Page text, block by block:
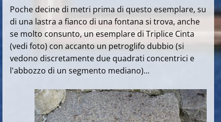
Poche decine di metri prima di questo esemplare, su
di una lastra a fianco di una fontana si trova, anche
se molto consunto, un esemplare di Triplice Cinta
(vedi foto) con accanto un petroglifo dubbio (si
vedono discretamente due quadrati concentrici e
l'abbozzo di un segmento mediano)...